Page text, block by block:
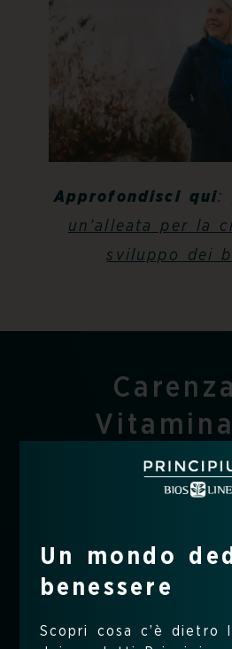
Approfondisci qui:
un’alleata per la
sviluppo dei
perché
quali
sono abbastanza
Un mondo
benessere
Scopri cosa c’è dietro